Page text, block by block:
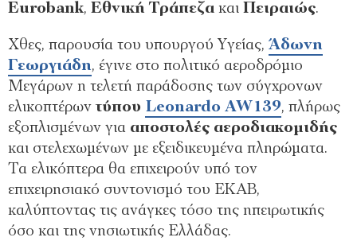
Eurobank, Εθνική Τράπεζα και Πειραιώς.
Χθες, παρουσία του υπουργού Υγείας, Άδωνη
Γεωργιάδη, έγινε στο πολιτικό αεροδρόμιο
Μεγάρων η τελετή παράδοσης των σύγχρονων
ελικοπτέρωντύπου Leonardo AW139, πλήρως
εξοπλισμένων για αποστολές αεροδιακομιδής
και στελεχωμένων με εξειδικευμένα πληρώματα.
Τα ελικόπτερα θα επιχειρούν υπό τον
επιχειρησιακό συντονισμό του ΕΚΑΒ,
καλύπτοντας τις ανάγκες τόσο της ηπειρωτικής
όσο και της νησιωτικής Ελλάδας.